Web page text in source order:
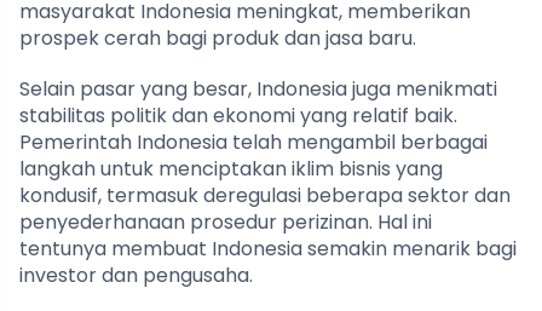
masyarakat Indonesia meningkat, memberikan
prospek cerah bagi produk dan jasa baru.
Selain pasar yang besar, Indonesia juga menikmati
stabilitas politik dan ekonomi yang relatif baik.
Pemerintah Indonesia telah mengambil berbagai
langkah untuk menciptakan iklim bisnis yang
kondusif, termasuk deregulasi beberapa sektor dan
penyederhanaan prosedur perizinan. Hal ini
tentunya membuat Indonesia semakin menarik bagi
investor dan pengusaha.